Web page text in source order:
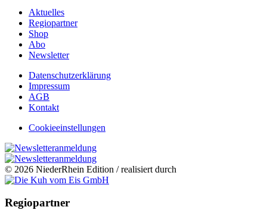
Aktuelles
Regiopartner
Shop
Abo
Newsletter
Datenschutzerklärung
Impressum
AGB
Kontakt
Cookieeinstellungen
© 2026 NiederRhein Edition / realisiert durch
Regiopartner